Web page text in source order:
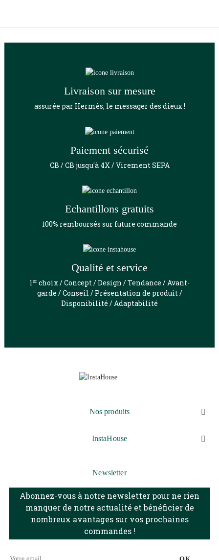
Livraison sur mesure
assurée par Hermès, le messager des dieux !
Paiement sécurisé
CB / CB jusqu'à 4X / Virement SEPA
Echantillons gratuits
100% remboursés sur future commande
Qualité et service
1er choix / Concept / Design / Tendance / Avant-
garde / Conseil / Présentation de produit /
Disponibilité / Adaptabilité
Nos produits 
InstaHouse 
Newsletter
Abonnez-vous à notre newsletter pour ne rien
manquer de notre actualité et bénéficier de
nombreux avantages sur vos prochaines
commandes !